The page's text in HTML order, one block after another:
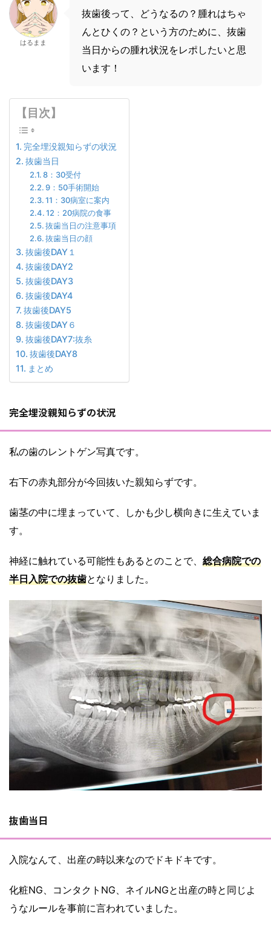
はるまま
抜歯後って、どうなるの？腫れはちゃ
んとひくの？という方のために、抜歯
当日からの腫れ状況をレポしたいと思
います！
【目次】
完全埋没親知らずの状況
抜歯当日
8：30受付
9：50手術開始
11：30病室に案内
12：20病院の食事
抜歯当日の注意事項
抜歯当日の顔
抜歯後DAY１
抜歯後DAY2
抜歯後DAY3
抜歯後DAY4
抜歯後DAY5
抜歯後DAY６
抜歯後DAY7:抜糸
抜歯後DAY8
まとめ
完全埋没親知らずの状況
私の歯のレントゲン写真です。
右下の赤丸部分が今回抜いた親知らずです。
歯茎の中に埋まっていて、しかも少し横向きに生えていま
す。
神経に触れている可能性もあるとのことで、 総合病院での
半日入院での抜歯となりました。
抜歯当日
入院なんて、出産の時以来なのでドキドキです。
化粧NG、コンタクトNG、ネイルNGと出産の時と同じよ
うなルールを事前に言われていました。